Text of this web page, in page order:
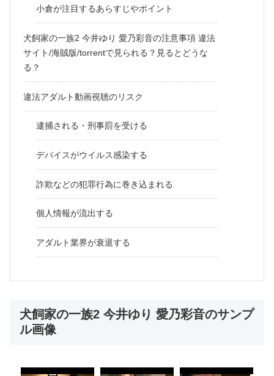
小倉が注目するあらすじやポイント
犬飼家の一族2 今井ゆり 愛乃彩音の注意事項 違法
サイト/海賊版/torrentで見られる？見るとどうな
る？
違法アダルト動画視聴のリスク
逮捕される・刑事罰を受ける
デバイスがウイルス感染する
詐欺などの犯罪行為に巻き込まれる
個人情報が流出する
アダルト業界が衰退する
犬飼家の一族2 今井ゆり 愛乃彩音のサンプ
ル画像